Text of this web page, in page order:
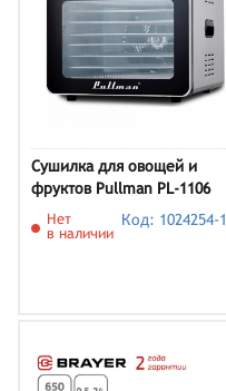
Сушилка для овощей и
фруктов Pullman PL-1106
Нет
в наличии
Код: 1024254-1